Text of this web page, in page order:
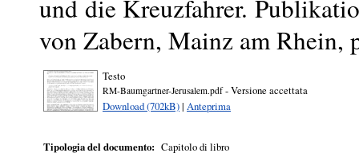
und die Kreuzfahrer.
von Zabern, Mainz am
Testo
RM-Baumgartner-Jerusalem.pdf- Versione accettata
Download (702kB)| Anteprima
Tipologia del documento: Capitolo di libro